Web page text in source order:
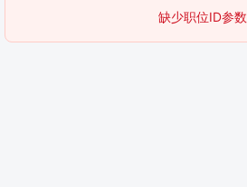
缺少职位ID参数